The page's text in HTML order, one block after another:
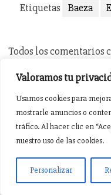
Valoramos tu
Usamos cookies para
mostrarle anuncios o
tráfico. Al hacer clic en
nuestro uso de las cookies.
Personalizar
Etiquetas Baeza
Todos los comentarios
INICIO AGENDA
NOTICIAS DE GLORIA
Pasión en Jaén ® v5.0.1. 2015